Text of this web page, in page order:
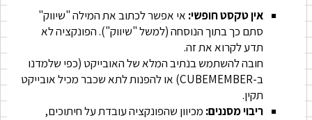
אין טקסט חופשי: אי אפשר לכתוב את המילה "שיווק"
סתם כך בתוך הנוסחה (למשל "שיווק"). הפונקציה לא
תדע לקרוא את זה.
חובה להשתמש בנתיב המלא של האובייקט (כפי שלמדנו
ב-CUBEMEMBER) או להפנות לתא שכבר מכיל אובייקט
תקין.
ריבוי מסננים: מכיוון שהפונקציה עובדת על חיתוכים,